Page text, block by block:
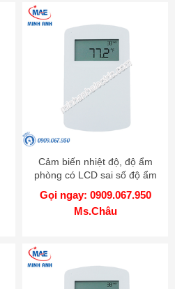
Cảm biến nhiệt độ, độ ẩm
phòng có LCD sai số độ ẩm
2% - Model RHP-2Nxx-LCD
Gọi ngay: 0909.067.950
Ms.Châu